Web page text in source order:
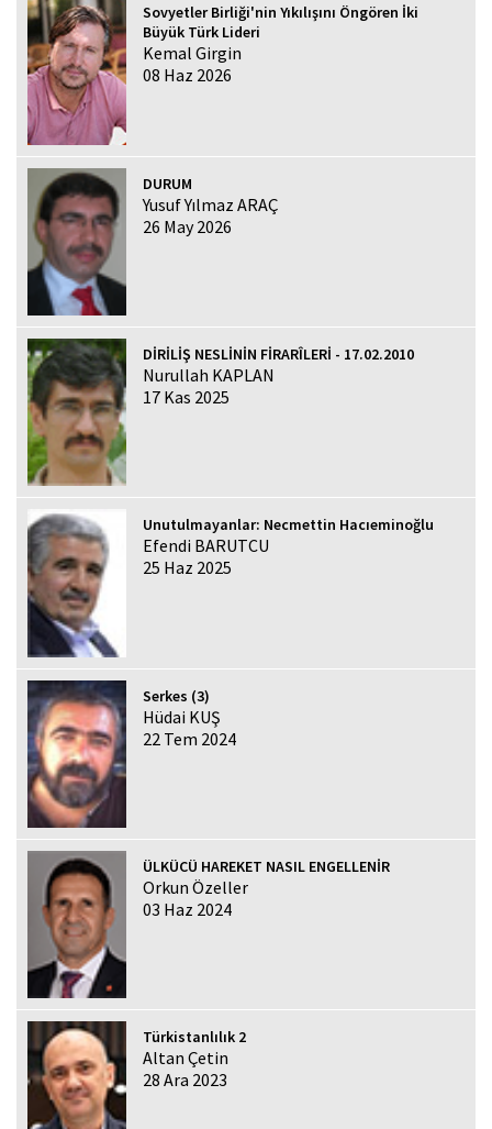
Sovyetler Birliği'nin Yıkılışını Öngören İki
Büyük Türk Lideri
Kemal Girgin
08 Haz 2026
DURUM
Yusuf Yılmaz ARAÇ
26 May 2026
DİRİLİŞ NESLİNİN FİRARÎLERİ - 17.02.2010
Nurullah KAPLAN
17 Kas 2025
Unutulmayanlar: Necmettin Hacıeminoğlu
Efendi BARUTCU
25 Haz 2025
Serkes (3)
Hüdai KUŞ
22 Tem 2024
ÜLKÜCÜ HAREKET NASIL ENGELLENİR
Orkun Özeller
03 Haz 2024
Türkistanlılık 2
Altan Çetin
28 Ara 2023